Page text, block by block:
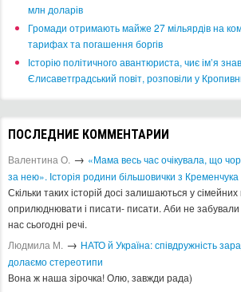
млн доларів
​Громади отримають майже 27 мільярдів на
тарифах та погашення боргів
Історію політичного авантюриста, чиє ім’я
Єлисаветградський повіт, розповіли у
ПОСЛЕДНИЕ КОММЕНТАРИИ
Валентина О. → «Мама весь час очікувала, що
за нею». Історія родини більшовички з Кременчука
Скільки таких історій досі залишаються у сімейних
оприлюднювати і писати- писати. Аби не забували
нас сьогодні речі.
Людмила М. → ​НАТО й Україна: співдружність
долаємо стереотипи
Вона ж наша зірочка! Олю, завжди рада)